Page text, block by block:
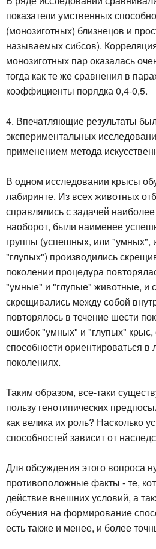
показатели умственных
(монозиготных) близнецов и
называемых сибсов).
монозиготных пар оказалась
тогда как те же сравнения в
коэффициенты порядка 0,4-0,5.
4. Впечатляющие результаты
экспериментальных
применением метода
В одном исследовании крысы
лабиринте. Из всех животных
справлялись с задачей
наоборот, были наименее
группы (успешных, или "умных",
"глупых") производились
поколении процедура
"умные" и "глупые" животные, и
скрещивались между собой
повторялось в течение шести
ошибок "умных" и "глупых"
способности ориентироваться в
поколениях.
Таким образом, все-таки
пользу генотипических
как велика их роль? Насколько
способностей зависит от
Для обсуждения этого вопроса
противоположные факты - те,
действие внешних условий, а
обучения на формирование
есть также и менее, и более